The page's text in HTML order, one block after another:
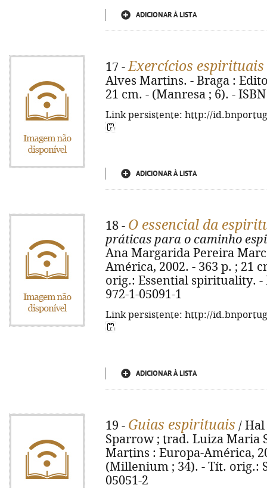
ADICIONAR À LISTA
17 -Exercícios
Alves Martins. - Braga :
21 cm. - (Manresa ; 6). -
Link persistente: http://
ADICIONAR À LISTA
18 - O essencial da
práticas para o caminho
Ana Margarida Pereira
América, 2002. - 363 p. ; 21
orig.: Essential spirituality. -
972-1-05091-1
Link persistente: http://
ADICIONAR À LISTA
19 - Guias espirituais / Hal
Sparrow ; trad. Luiza Maria
Martins : Europa-América,
(Millenium ; 34). - Tít. orig.:
05051-2